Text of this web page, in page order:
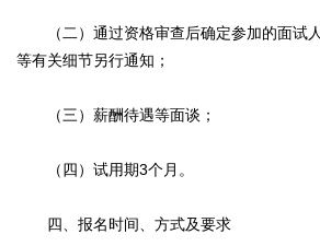
（二）通过资格审查后确定参加的面试
等有关细节另行通知；
（三）薪酬待遇等面谈；
（四）试用期3个月。
四、报名时间、方式及要求